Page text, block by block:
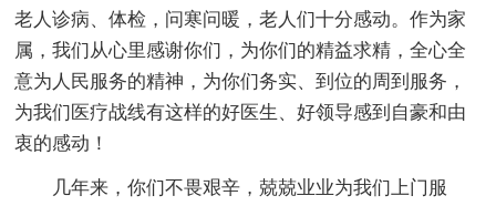
老人诊病、体检，问寒问暖，老人们十分感动。作为家
属，我们从心里感谢你们，为你们的精益求精，全心全
意为人民服务的精神，为你们务实、到位的周到服务，
为我们医疗战线有这样的好医生、好领导感到自豪和由
衷的感动！
几年来，你们不畏艰辛，兢兢业业为我们上门服